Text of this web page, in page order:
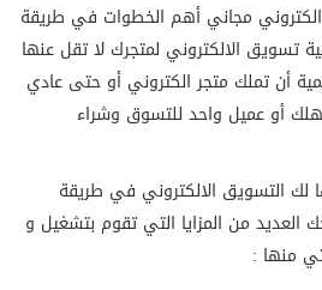
مجاني أهم الخطوات في طريقة
تسويق الالكتروني لمتجرك لا تقل عنها
أن تملك متجر الكتروني أو حتى عادي
أو عميل واحد للتسوق وشراء
التسويق الالكتروني في طريقة
العديد من المزايا التي تقوم بتشغيل و
منها :